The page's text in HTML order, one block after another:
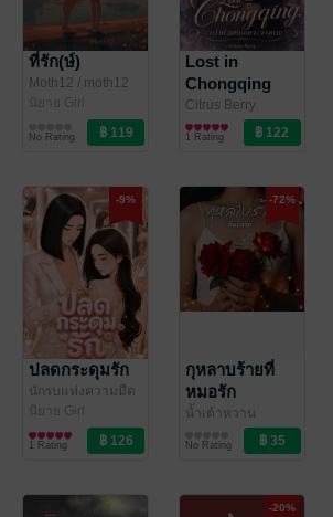
ที่รัก(ษ์)
Moth12 / moth12
นิยาย Girl
No Rating
Lost in
Chongqing
กว่าม่านหมอก
จะจางหาย
Citrus Berry
นิยาย Girl
Love/Yuri
1 Rating
-9%
ปลดกระดุมรัก
นักรบแห่งความมืด
นิยาย Girl
Love/Yuri
1 Rating
-72%
กุหลาบร้ายที่
หมอรัก
น้ำเต้าหวาน
Love/Yuri
No Rating
-20%